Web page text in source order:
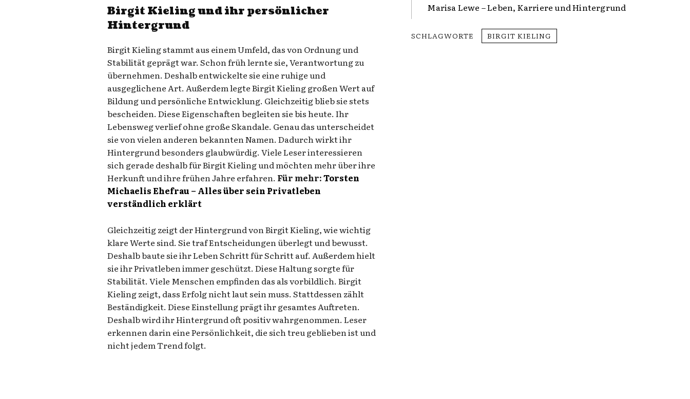
Birgit Kieling und ihr persönlicher
Hintergrund
Birgit Kieling stammt aus einem Umfeld, das von Ordnung und
Stabilität geprägt war. Schon früh lernte sie, Verantwortung zu
übernehmen. Deshalb entwickelte sie eine ruhige und
ausgeglichene Art. Außerdem legte Birgit Kieling großen Wert auf
Bildung und persönliche Entwicklung. Gleichzeitig blieb sie stets
bescheiden. Diese Eigenschaften begleiten sie bis heute. Ihr
Lebensweg verlief ohne große Skandale. Genau das unterscheidet
sie von vielen anderen bekannten Namen. Dadurch wirkt ihr
Hintergrund besonders glaubwürdig. Viele Leser interessieren
sich gerade deshalb für Birgit Kieling und möchten mehr über ihre
Herkunft und ihre frühen Jahre erfahren. Für mehr:Torsten
Michaelis Ehefrau – Alles über sein Privatleben
verständlich erklärt
Gleichzeitig zeigt der Hintergrund von Birgit Kieling, wie wichtig
klare Werte sind. Sie traf Entscheidungen überlegt und bewusst.
Deshalb baute sie ihr Leben Schritt für Schritt auf. Außerdem hielt
sie ihr Privatleben immer geschützt. Diese Haltung sorgte für
Stabilität. Viele Menschen empfinden das als vorbildlich. Birgit
Kieling zeigt, dass Erfolg nicht laut sein muss. Stattdessen zählt
Beständigkeit. Diese Einstellung prägt ihr gesamtes Auftreten.
Deshalb wird ihr Hintergrund oft positiv wahrgenommen. Leser
erkennen darin eine Persönlichkeit, die sich treu geblieben ist und
nicht jedem Trend folgt.
Marisa Lewe – Leben, Karriere und Hintergrund
SCHLAGWORTE BIRGIT KIELING